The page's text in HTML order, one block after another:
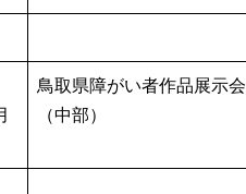
鳥取県障がい者作品展示会
（中部）